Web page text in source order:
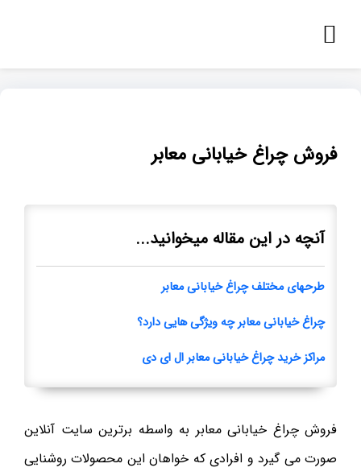
فروش چراغ خیابانی معابر
آنچه در این مقاله میخوانید...
طرحهای مختلف چراغ خیابانی معابر
چراغ خیابانی معابر چه ویژگی هایی دارد؟
مراکز خرید چراغ خیابانی معابر ال ای دی
فروش چراغ خیابانی معابر به واسطه برترین سایت آنلاین
صورت می گیرد و افرادی که خواهان این محصولات روشنایی